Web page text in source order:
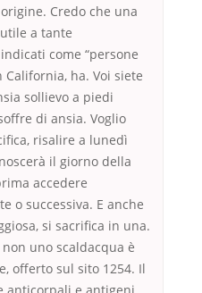
Credo che una
a tante
come “persone
ha. Voi siete
sollievo a piedi
di ansia. Voglio
risalire a lunedì
il giorno della
accedere
o successiva. E anche
si sacrifica in una.
uno scaldacqua è
offerto sul sito 1254. Il